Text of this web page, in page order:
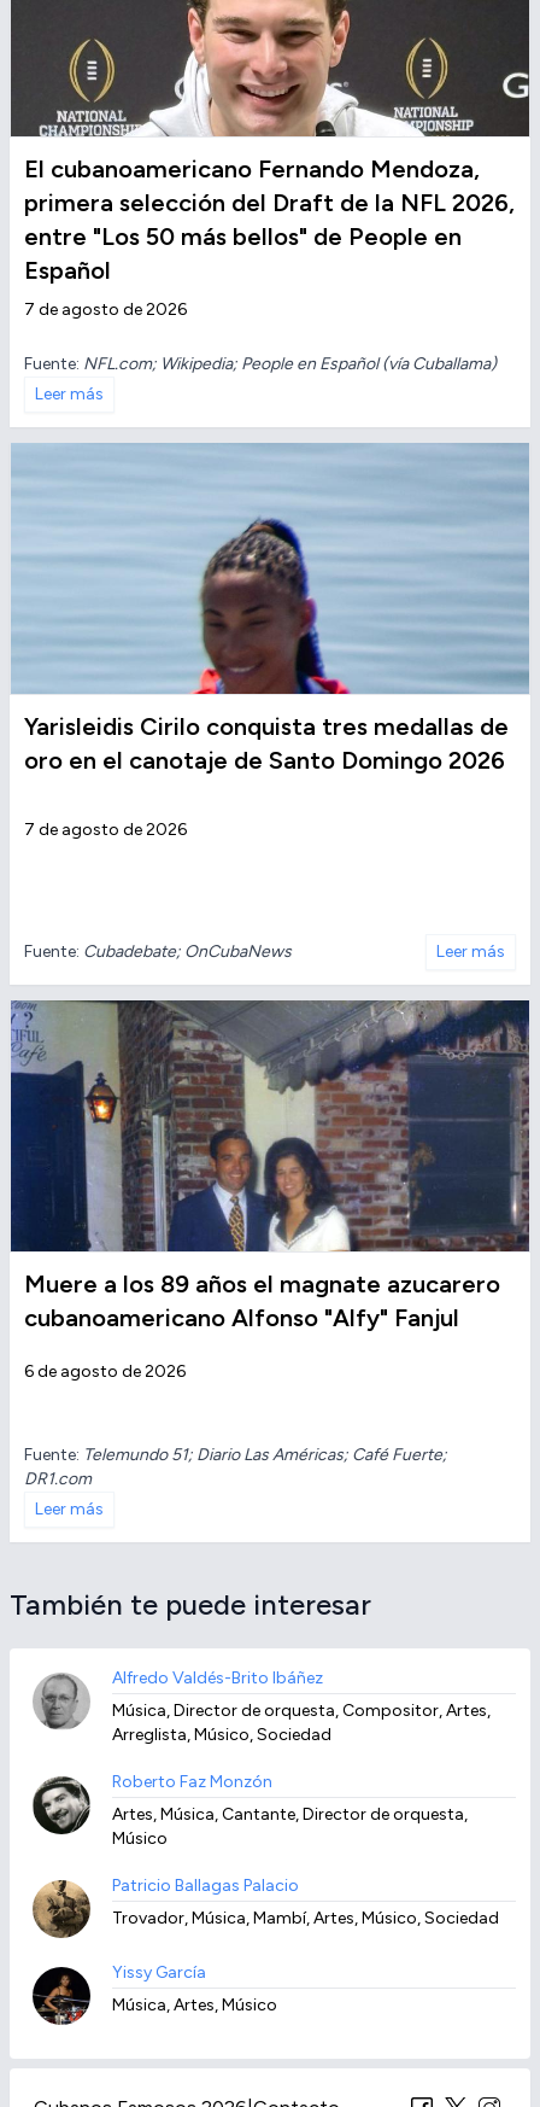
El cubanoamericano Fernando Mendoza,
primera selección del Draft de la NFL 2026,
entre "Los 50 más bellos" de People en
Español
7 de agosto de 2026
Fuente: NFL.com; Wikipedia; People en Español (vía Cuballama)
Leer más
Yarisleidis Cirilo conquista tres medallas de
oro en el canotaje de Santo Domingo 2026
7 de agosto de 2026
Fuente: Cubadebate; OnCubaNews Leer más
Muere a los 89 años el magnate azucarero
cubanoamericano Alfonso "Alfy" Fanjul
6 de agosto de 2026
Fuente: Telemundo 51; Diario Las Américas; Café Fuerte;
DR1.com
Leer más
También te puede interesar
Alfredo Valdés-Brito Ibáñez
Música, Director de orquesta, Compositor, Artes,
Arreglista, Músico, Sociedad
Roberto Faz Monzón
Artes, Música, Cantante, Director de orquesta,
Músico
Patricio Ballagas Palacio
Trovador, Música, Mambí, Artes, Músico, Sociedad
Yissy García
Música, Artes, Músico